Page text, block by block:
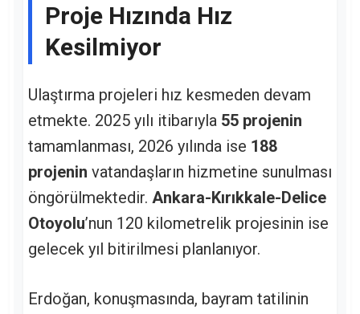
Proje Hızında Hız
Kesilmiyor
Ulaştırma projeleri hız kesmeden devam
etmekte. 2025 yılı itibarıyla 55 projenin
tamamlanması, 2026 yılında ise 188
projenin vatandaşların hizmetine sunulması
öngörülmektedir. Ankara-Kırıkkale-Delice
Otoyolu’nun 120 kilometrelik projesinin ise
gelecek yıl bitirilmesi planlanıyor.
Erdoğan, konuşmasında, bayram tatilinin